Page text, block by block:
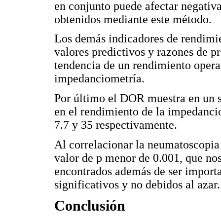
en conjunto puede afectar
obtenidos mediante este método.
Los demás indicadores de
valores predictivos y razones de
tendencia de un rendimiento
impedanciometría.
Por último el DOR muestra en
en el rendimiento de la
7.7 y 35 respectivamente.
Al correlacionar la
valor de p menor de 0.001, que
encontrados además de ser
significativos y no debidos al azar.
Conclusión